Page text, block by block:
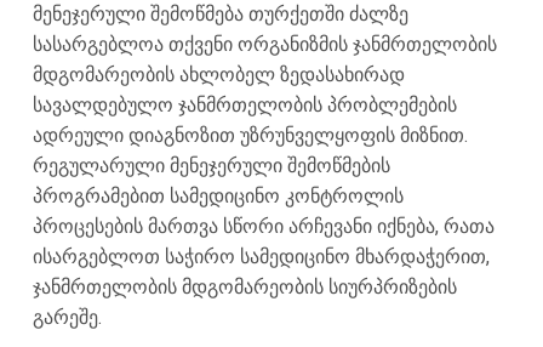
მენეჯერული შემოწმება თურქეთში ძალზე
სასარგებლოა თქვენი ორგანიზმის ჯანმრთელობის
მდგომარეობის ახლობელ ზედასახირად
სავალდებულო ჯანმრთელობის პრობლემების
ადრეული დიაგნოზით უზრუნველყოფის მიზნით.
რეგულარული მენეჯერული შემოწმების
პროგრამებით სამედიცინო კონტროლის
პროცესების მართვა სწორი არჩევანი იქნება, რათა
ისარგებლოთ საჭირო სამედიცინო მხარდაჭერით,
ჯანმრთელობის მდგომარეობის სიურპრიზების
გარეშე.